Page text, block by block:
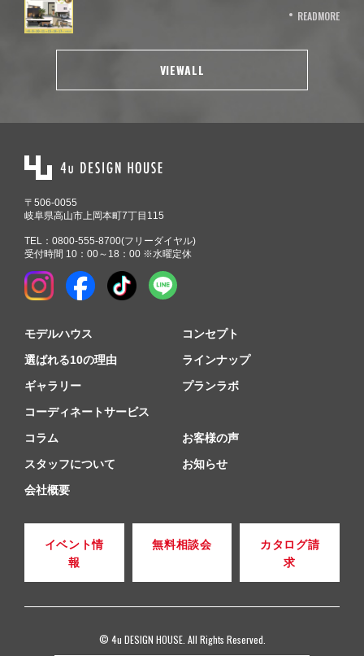
READMORE
VIEWALL
〒506-0055
岐阜県高山市上岡本町7丁目115
TEL： 0800-555-8700(フリーダイヤル)
受付時間 10：00～18：00 ※水曜定休
モデルハウス
コンセプト
選ばれる10の理由
ラインナップ
ギャラリー
プランラボ
コーディネートサービス
コラム
お客様の声
スタッフについて
お知らせ
会社概要
イベント情
報
無料相談会
カタログ請
求
© 4u DESIGN HOUSE. All Rights Reserved.